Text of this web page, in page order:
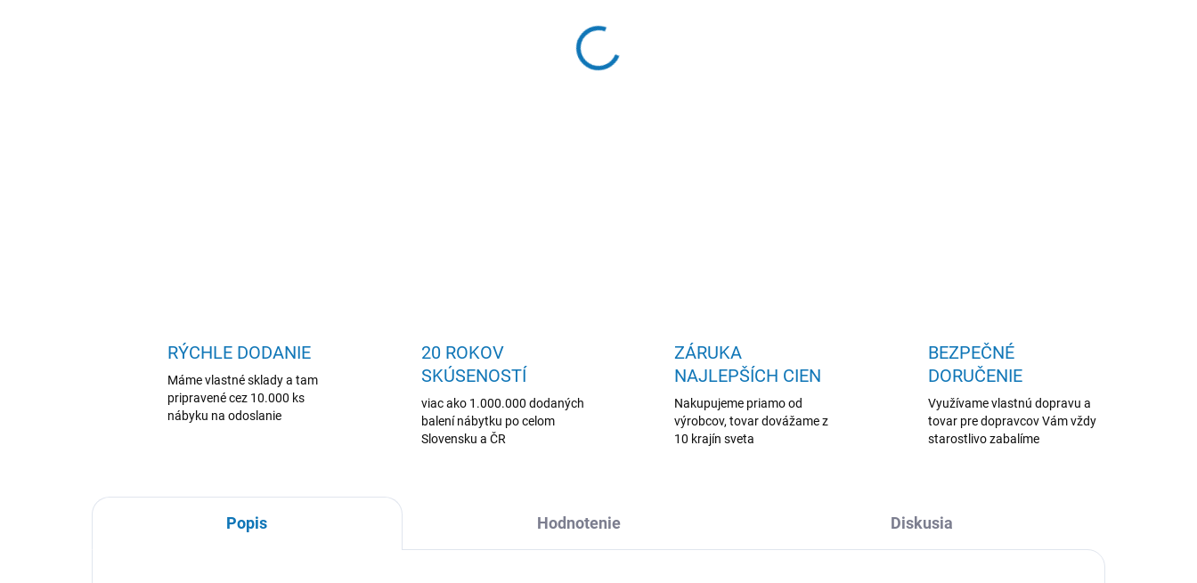
RÝCHLE DODANIE
Máme vlastné sklady a tam
pripravené cez 10.000 ks
nábyku na odoslanie
20 ROKOV
SKÚSENOSTÍ
viac ako 1.000.000 dodaných
balení nábytku po celom
Slovensku a ČR
ZÁRUKA
NAJLEPŠÍCH CIEN
Nakupujeme priamo od
výrobcov, tovar dovážame z
10 krajín sveta
BEZPEČNÉ
DORUČENIE
Využívame vlastnú dopravu a
tovar pre dopravcov Vám vždy
starostlivo zabalíme
Popis Hodnotenie Diskusia